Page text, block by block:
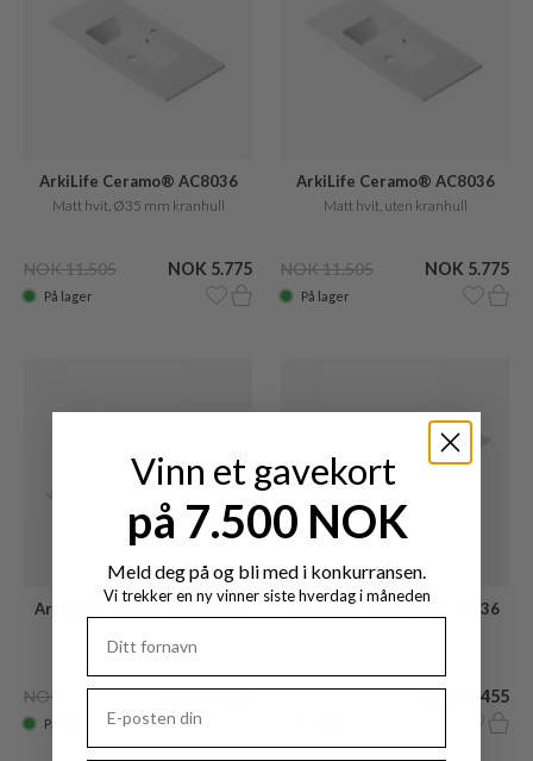
ArkiLife Ceramo® AC8036
Matt hvit, Ø35 mm kranhull
NOK 11.505 NOK 5.775
På lager
ArkiLife Ceramo® AC8036
Matt hvit, uten kranhull
NOK 11.505 NOK 5.775
På lager
ArkiLife Ceramo® AC10036
NOK 8.040 NOK 4.455
På lager
ArkiLife Ceramo® AC10036
NOK 8.040 NOK 4.455
Vinn et gavekort
på 7.500 NOK
Meld deg på og bli med i konkurransen.
Vi trekker en ny vinner siste hverdag i måneden